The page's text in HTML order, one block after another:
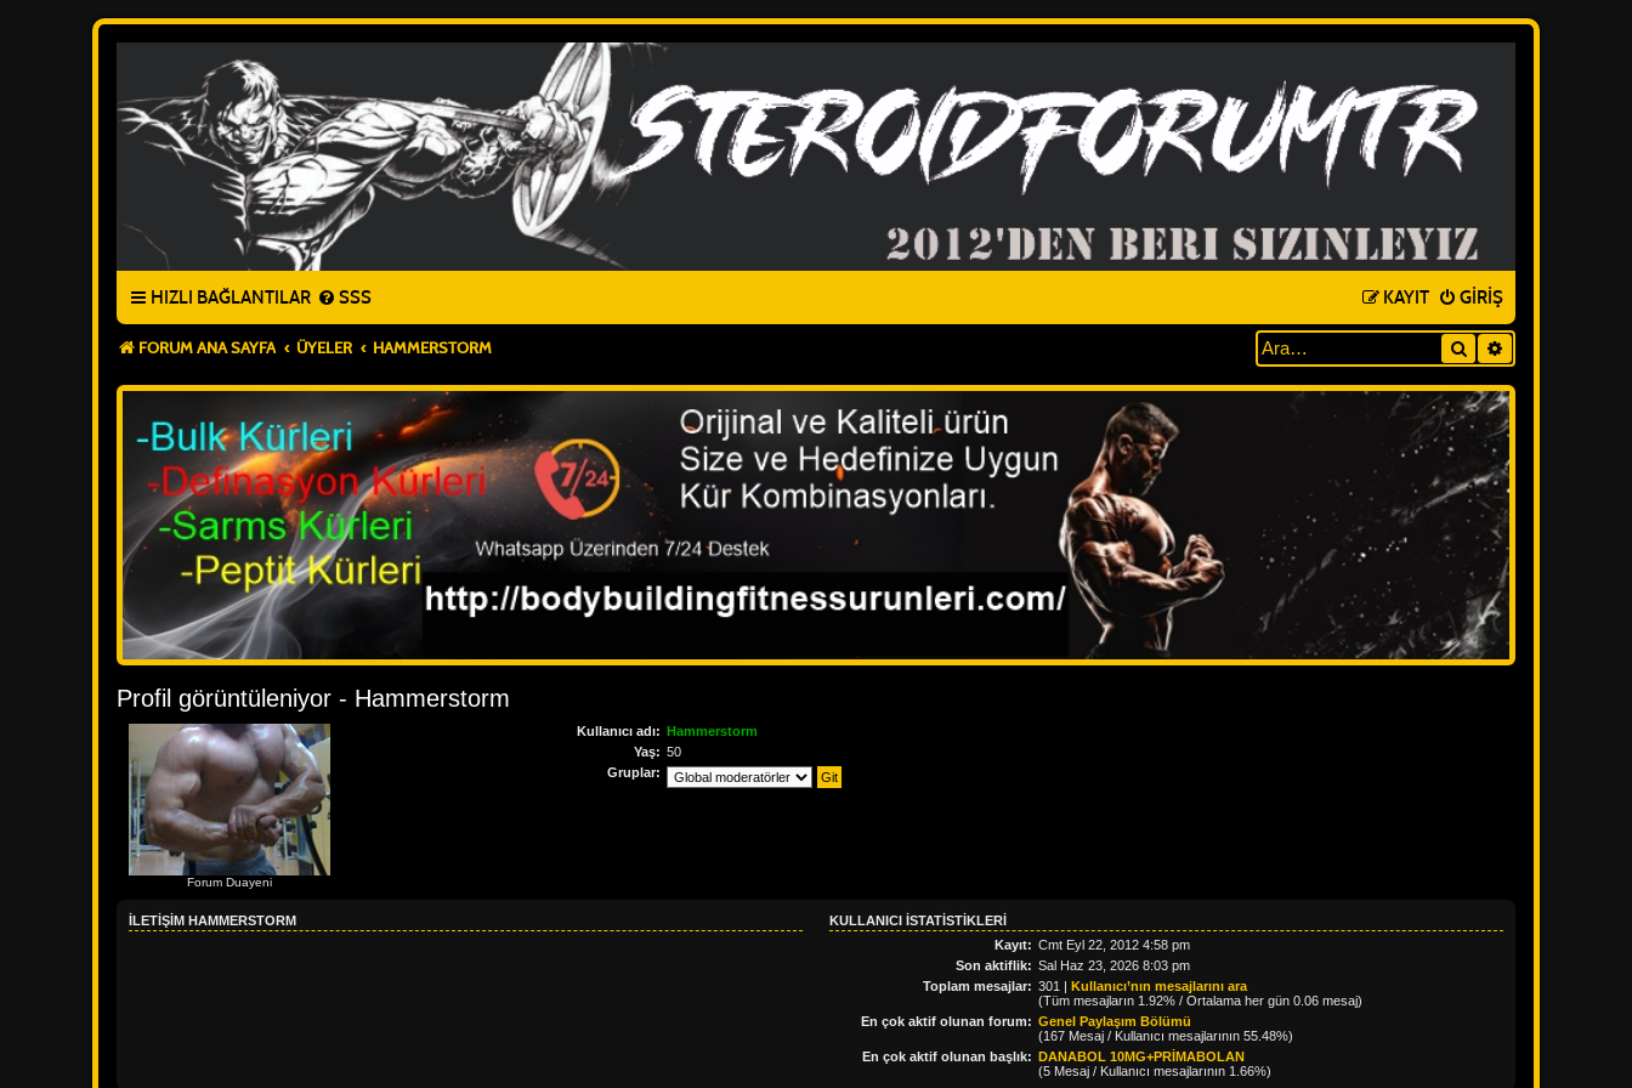
HIZLI BAĞLANTILAR SSS GIRIŞ
KAYIT
FORUM ANA SAYFA ÜYELER HAMMERSTORM Ara
Profil görüntüleniyor - Hammerstorm
Forum Duayeni
Kullanıcı adı:
Hammerstorm
Yaş: 50
Gruplar:
İLETIŞIM HAMMERSTORM
KULLANICI ISTATISTIKLERI
Kayıt: Cmt Eyl 22, 2012 4:58 pm
Son aktiflik: Sal Haz 23, 2026 8:03 pm
Toplam mesajlar: 301 | Kullanıcı’nın mesajlarını ara
(Tüm mesajların 1.92% / Ortalama her gün 0.06 mesaj)
En çok aktif olunan forum: Genel Paylaşım Bölümü
(167 Mesaj / Kullanıcı mesajlarının 55.48%)
En çok aktif olunan başlık: DANABOL 10MG+PRİMABOLAN
(5 Mesaj / Kullanıcı mesajlarının 1.66%)